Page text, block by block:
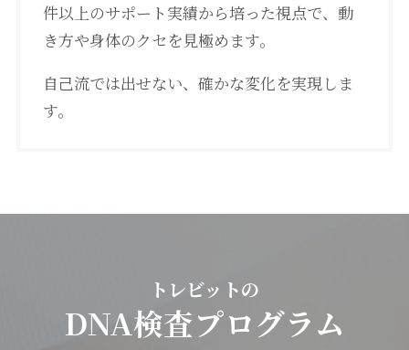
件以上のサポート実績から培った視点で、動
き方や身体のクセを見極めます。
自己流では出せない、確かな変化を実現しま
す。
トレビットの
DNA検査プログラム